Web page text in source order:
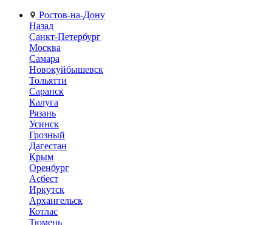
Ростов-на-Дону
Назад
Санкт-Петербург
Москва
Самара
Новокуйбышевск
Тольятти
Саранск
Калуга
Рязань
Усинск
Грозный
Дагестан
Крым
Оренбург
Асбест
Иркутск
Архангельск
Котлас
Тюмень